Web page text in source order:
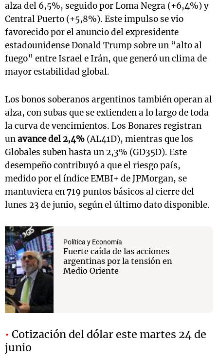
alza del 6,5%, seguido por Loma Negra (+6,4%) y
Central Puerto (+5,8%). Este impulso se vio
favorecido por el anuncio del expresidente
estadounidense Donald Trump sobre un “alto al
fuego” entre Israel e Irán, que generó un clima de
mayor estabilidad global.
Los bonos soberanos argentinos también operan al
alza, con subas que se extienden a lo largo de toda
la curva de vencimientos. Los Bonares registran
unavance del 2,4% (AL41D), mientras que los
Globales suben hasta un 2,3% (GD35D). Este
desempeño contribuyó a que el riesgo país,
medido por el índice EMBI+ de JPMorgan, se
mantuviera en 719 puntos básicos al cierre del
lunes 23 de junio, según el último dato disponible.
Política y Economía
Fuerte caída de las acciones
argentinas por la tensión en
Medio Oriente
• Cotización del dólar este martes 24 de
junio